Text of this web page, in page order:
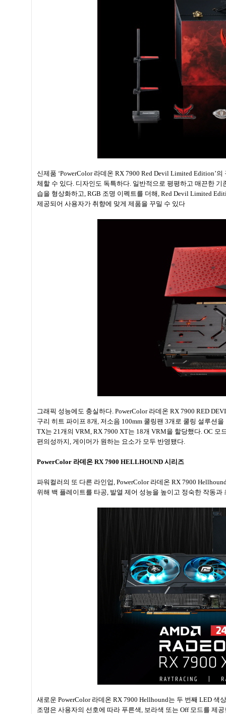
신제품 ‘PowerColor 라데온 RX 7900 Red Devil Limited Edition’
체할 수 있다. 디자인도 독특하다. 일반적으로 평평하고 매끈한
습을 형상화하고, RGB 조명 이펙트를 더해, Red Devil Limited
제공되어 사용자가 취향에 맞게 제품을 꾸밀 수 있다
그래픽 성능에도 충실하다. PowerColor 라데온 RX 7900 RED
구리 히트 파이프 8개, 저소음 100mm 쿨링팬 3개로 쿨링 설루션
TX는 21개의 VRM, RX 7900 XT는 18개 VRM을 할당했다. OC
편의성까지, 게이머가 원하는 요소가 모두 반영됐다.
PowerColor 라데온 RX 7900 HELLHOUND 시리즈
파워컬러의 또 다른 라인업, PowerColor 라데온 RX 7900
위해 백 플레이트를 타공, 발열 제어 성능을 높이고 정숙한 작동과
새로운 PowerColor 라데온 RX 7900 Hellhound는 두 번째 LED
조명은 사용자의 선호에 따라 푸른색, 보라색 또는 Off 모드를 제공